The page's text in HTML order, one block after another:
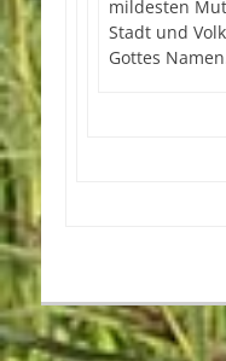
mildesten
Stadt und
Gottes